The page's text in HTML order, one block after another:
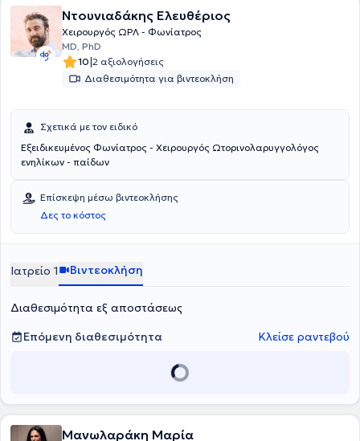
Ντουνιαδάκης Ελευθέριος
Χειρουργός ΩΡΛ - Φωνίατρος
MD, PhD
10|2 αξιολογήσεις
Διαθεσιμότητα για βιντεοκλήση
Σχετικά με τον ειδικό
Εξειδικευμένος Φωνίατρος - Χειρουργός Ωτορινολαρυγγολόγος
ενηλίκων - παίδων
Επίσκεψη μέσω βιντεοκλήσης
Δες το κόστος
Ιατρείο 1 Βιντεοκλήση
Διαθεσιμότητα εξ αποστάσεως
Επόμενη διαθεσιμότητα
Κλείσε ραντεβού
Μανωλαράκη Μαρία